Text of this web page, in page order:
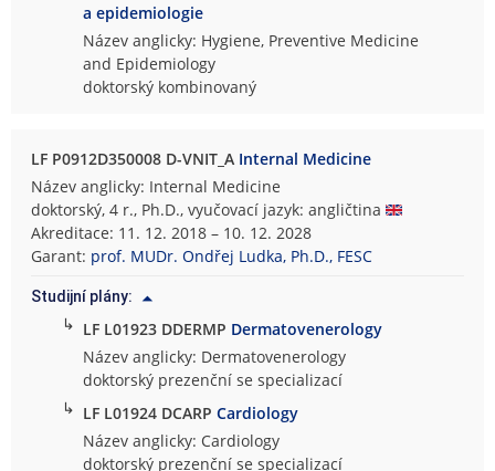
a epidemiologie
Název anglicky: Hygiene, Preventive Medicine
and Epidemiology
doktorský kombinovaný
LF P0912D350008 D-VNIT_A Internal Medicine
Název anglicky: Internal Medicine
doktorský, 4 r., Ph.D., vyučovací jazyk: angličtina
Akreditace: 11. 12. 2018 – 10. 12. 2028
Garant: prof. MUDr. Ondřej Ludka, Ph.D., FESC
Studijní plány:
↳ LF L01923 DDERMP Dermatovenerology
Název anglicky: Dermatovenerology
doktorský prezenční se specializací
↳ LF L01924 DCARPCardiology
Název anglicky: Cardiology
doktorský prezenční se specializací